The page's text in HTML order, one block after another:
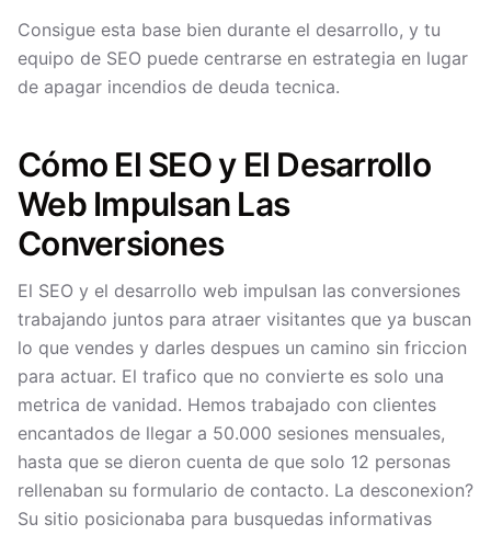
Consigue esta base bien durante el desarrollo, y tu
equipo de SEO puede centrarse en estrategia en lugar
de apagar incendios de deuda tecnica.
Cómo El SEO y El Desarrollo
Web Impulsan Las
Conversiones
El SEO y el desarrollo web impulsan las conversiones
trabajando juntos para atraer visitantes que ya buscan
lo que vendes y darles despues un camino sin friccion
para actuar. El trafico que no convierte es solo una
metrica de vanidad. Hemos trabajado con clientes
encantados de llegar a 50.000 sesiones mensuales,
hasta que se dieron cuenta de que solo 12 personas
rellenaban su formulario de contacto. La desconexion?
Su sitio posicionaba para busquedas informativas